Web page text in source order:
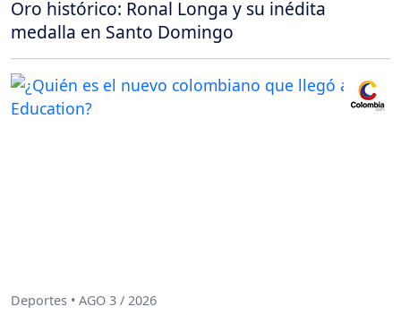
Oro histórico: Ronal Longa y su inédita
medalla en Santo Domingo
Deportes • AGO 3 / 2026